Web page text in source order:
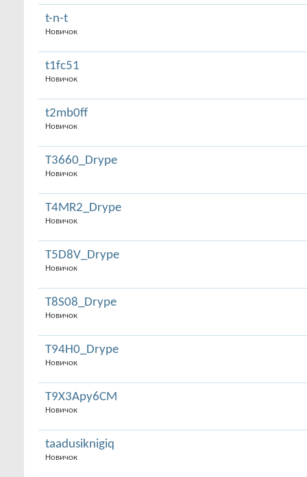
t-n-t
Новичок
t1fc51
Новичок
t2mb0ff
Новичок
T3660_Drype
Новичок
T4MR2_Drype
Новичок
T5D8V_Drype
Новичок
T8S08_Drype
Новичок
T94H0_Drype
Новичок
T9X3Apy6CM
Новичок
taadusiknigiq
Новичок